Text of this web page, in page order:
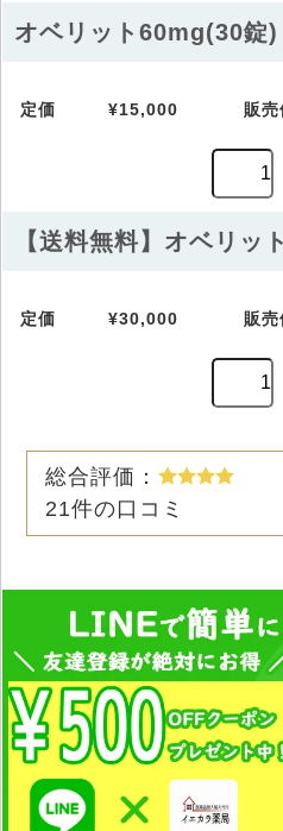
オベリット60mg(30錠)
定価 ¥15,000 販
【送料無料】オベリッ
定価 ¥30,000 販
総合評価：
21件の口コミ